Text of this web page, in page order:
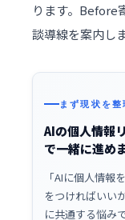
ります。Before
談導線を案内しま
まず現状を
AIの個人情報
で一緒に進め
「AIに個人情報
をつければいい
に共通する悩み